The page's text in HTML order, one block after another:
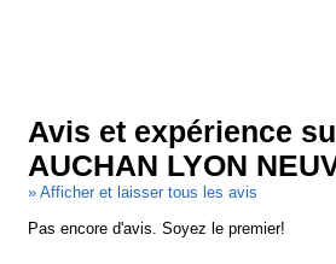
Avis et expérience
AUCHAN LYON
» Afficher et laisser tous les avis
Pas encore d'avis. Soyez le premier!